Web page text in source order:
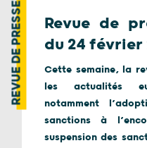
REVUE DE PRESSE
Revue de
du 24 février
Cette semaine, la
les actualités
notamment
sanctions à
suspension des